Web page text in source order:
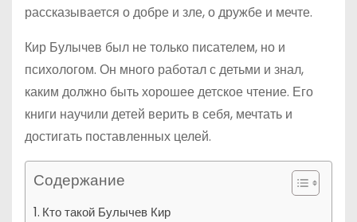
рассказывается о добре и зле, о дружбе и мечте.
Кир Булычев был не только писателем, но и
психологом. Он много работал с детьми и знал,
каким должно быть хорошее детское чтение. Его
книги научили детей верить в себя, мечтать и
достигать поставленных целей.
Содержание
Кто такой Булычев Кир